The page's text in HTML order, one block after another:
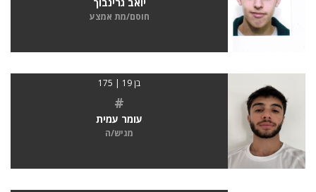
חוסם/מת אמצע
בן 19 | 175
#
עומר עמית
מגיש/ה